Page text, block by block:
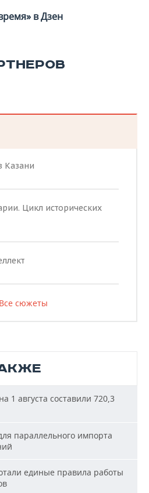
в Дзен
Казани
Цикл исторических
Все сюжеты
1 августа составили 720,3
параллельного импорта
единые правила работы